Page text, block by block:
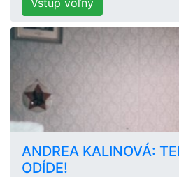
ANDREA KALINOVÁ:
ODÍDE!